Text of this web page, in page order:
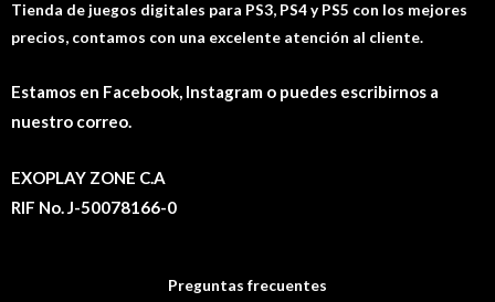
Tienda de juegos digitales para PS3, PS4 y PS5 con los mejores
precios, contamos con una excelente atención al cliente.
Estamos en Facebook, Instagram o puedes escribirnos a
nuestro correo.
EXOPLAY ZONE C.A
RIF No. J-50078166-0
Preguntas frecuentes